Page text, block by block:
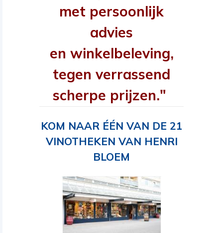
met persoonlijk
advies
en winkelbeleving,
tegen verrassend
scherpe prijzen."
KOM NAAR ÉÉN VAN DE 21
VINOTHEKEN VAN HENRI
BLOEM